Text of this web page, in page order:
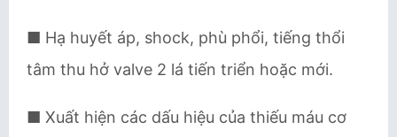
■ Hạ huyết áp, shock, phù phổi, tiếng thổi
tâm thu hở valve 2 lá tiến triển hoặc mới.
■ Xuất hiện các dấu hiệu của thiếu máu cơ